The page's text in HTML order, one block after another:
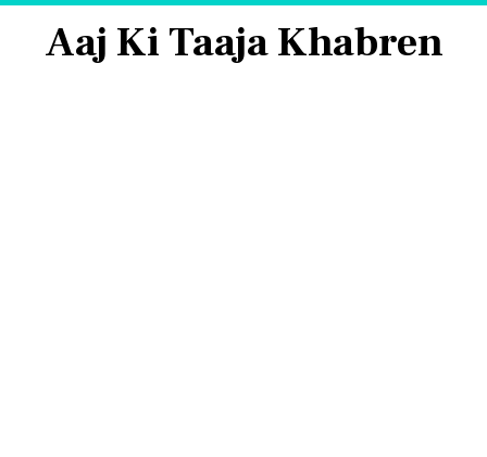
Aaj Ki Taaja Khabren